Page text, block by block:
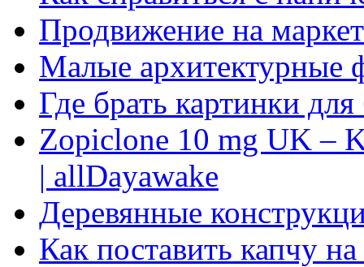
Продвижение на
Малые архитектурные
Где брать картинки
Zopiclone 10 mg UK –
| allDayawake
Деревянные
Как поставить капчу